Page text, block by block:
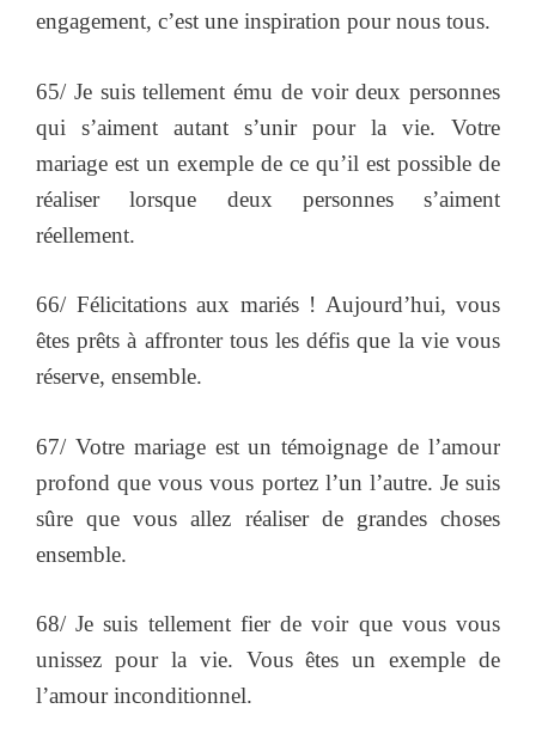
engagement, c’est une inspiration pour nous tous.
65/ Je suis tellement ému de voir deux personnes
qui s’aiment autant s’unir pour la vie. Votre
mariage est un exemple de ce qu’il est possible de
réaliser lorsque deux personnes s’aiment
réellement.
66/ Félicitations aux mariés ! Aujourd’hui, vous
êtes prêts à affronter tous les défis que la vie vous
réserve, ensemble.
67/ Votre mariage est un témoignage de l’amour
profond que vous vous portez l’un l’autre. Je suis
sûre que vous allez réaliser de grandes choses
ensemble.
68/ Je suis tellement fier de voir que vous vous
unissez pour la vie. Vous êtes un exemple de
l’amour inconditionnel.